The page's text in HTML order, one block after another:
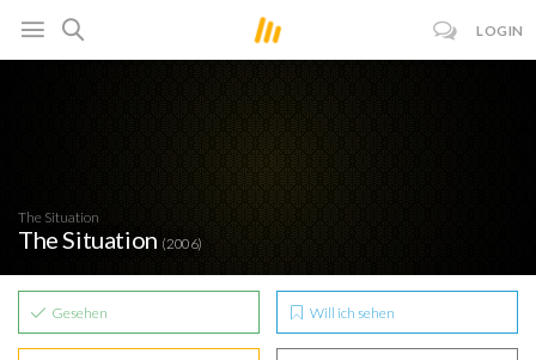
LOGIN
The Situation
The Situation (2006)
Gesehen Will ich sehen